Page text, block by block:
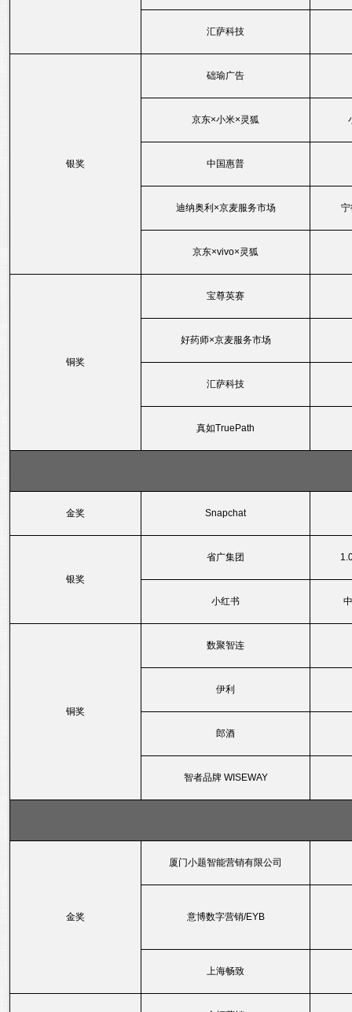
汇萨科技
银奖
础瑜广告
京东×小米×灵狐
中国惠普
迪纳奥利×京麦服务市场 宁
京东×vivo×灵狐
铜奖
宝尊英赛
好药师×京麦服务市场
汇萨科技
真如TruePath
金奖 Snapchat
银奖
省广集团
小红书
铜奖
数聚智连
伊利
郎酒
智者品牌 WISEWAY
金奖
厦门小题智能营销有限公司
意博数字营销/EYB
上海畅致